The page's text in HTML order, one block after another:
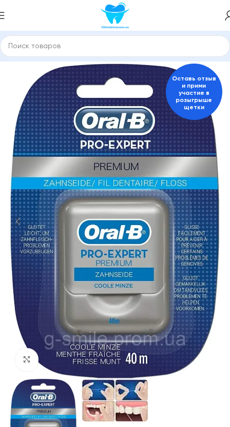
Зубные пасты и средства для гигиены полости рта Oral B
Click to enlarge
Оставь отзыв
и прими
участие в
розыгрыше
щетки